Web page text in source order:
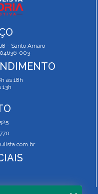
- Santo Amaro
04636-003
às 18h
13h